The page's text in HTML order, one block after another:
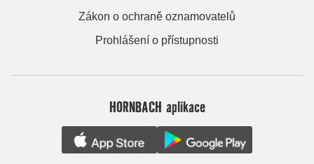
Zákon o ochraně oznamovatelů
Prohlášení o přístupnosti
HORNBACH aplikace